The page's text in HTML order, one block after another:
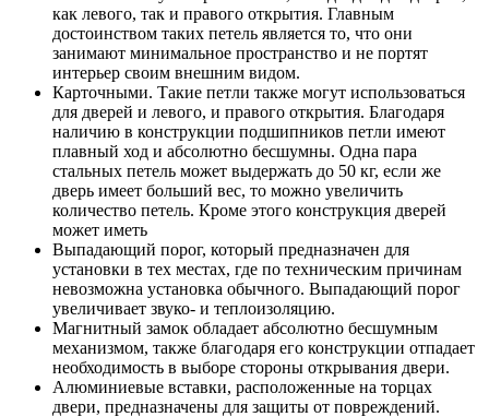
как левого, так и правого открытия. Главным
достоинством таких петель является то, что они
занимают минимальное пространство и не портят
интерьер своим внешним видом.
Карточными. Такие петли также могут использоваться
для дверей и левого, и правого открытия. Благодаря
наличию в конструкции подшипников петли имеют
плавный ход и абсолютно бесшумны. Одна пара
стальных петель может выдержать до 50 кг, если же
дверь имеет больший вес, то можно увеличить
количество петель. Кроме этого конструкция дверей
может иметь
Выпадающий порог, который предназначен для
установки в тех местах, где по техническим причинам
невозможна установка обычного. Выпадающий порог
увеличивает звуко- и теплоизоляцию.
Магнитный замок обладает абсолютно бесшумным
механизмом, также благодаря его конструкции отпадает
необходимость в выборе стороны открывания двери.
Алюминиевые вставки, расположенные на торцах
двери, предназначены для защиты от повреждений.